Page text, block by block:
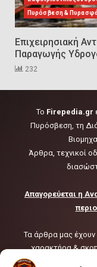
8
10
Πυρόσβεση &
Επιχειρησιακή
Παραγωγής
232
To Firepedia.gr
Πυρόσβεση, τη
Άρθρα, τεχνικοί
Απαγορεύεται η
Τα άρθρα μας έχουν
χαρακτήρα &